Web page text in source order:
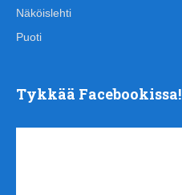
Näköislehti
Puoti
Tykkää Facebookissa!